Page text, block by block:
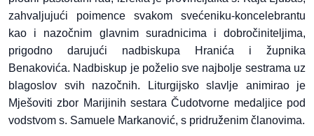
zahvaljujući poimence svakom svećeniku-koncelebrantu
kao i nazočnim glavnim suradnicima i dobročiniteljima,
prigodno darujući nadbiskupa Hranića i župnika
Benakovića. Nadbiskup je poželio sve najbolje sestrama uz
blagoslov svih nazočnih. Liturgijsko slavlje animirao je
Mješoviti zbor Marijinih sestara Čudotvorne medaljice pod
vodstvom s. Samuele Markanović, s pridruženim članovima.